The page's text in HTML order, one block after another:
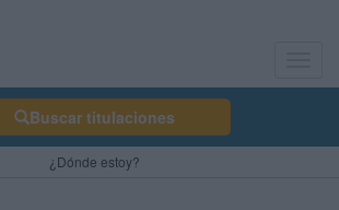
Buscar titulaciones
¿Dónde estoy?